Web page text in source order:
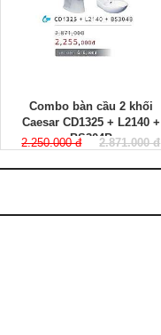
Combo bàn cầu 2 khối
Caesar CD1325 + L2140 +
BS304B
2.250.000 đ 2.871.000 đ